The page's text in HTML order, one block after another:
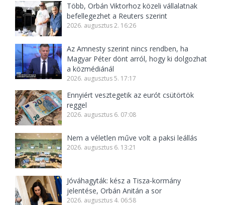
Több, Orbán Viktorhoz közeli vállalatnak
befellegezhet a Reuters szerint
2026. augusztus 2. 16:26
Az Amnesty szerint nincs rendben, ha
Magyar Péter dönt arról, hogy ki dolgozhat
a közmédiánál
2026. augusztus 5. 17:17
Ennyiért vesztegetik az eurót csütörtök
reggel
2026. augusztus 6. 07:08
Nem a véletlen műve volt a paksi leállás
2026. augusztus 6. 13:21
Jóváhagyták: kész a Tisza-kormány
jelentése, Orbán Anitán a sor
2026. augusztus 4. 06:58